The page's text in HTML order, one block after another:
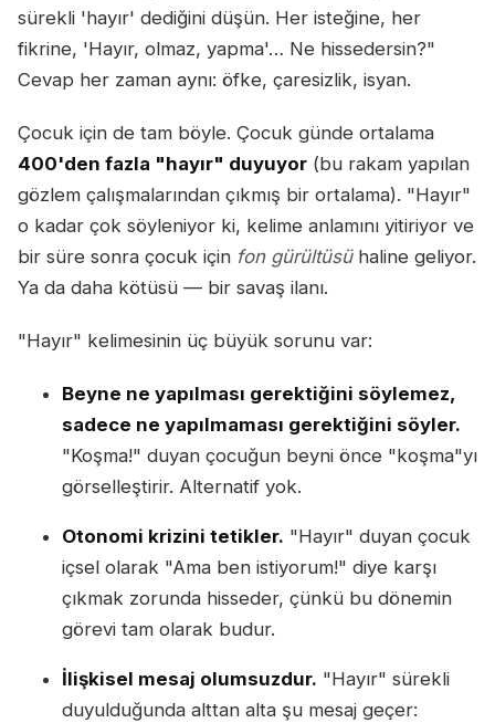
sürekli 'hayır' dediğini düşün. Her isteğine, her
fikrine, 'Hayır, olmaz, yapma'… Ne hissedersin?"
Cevap her zaman aynı: öfke, çaresizlik, isyan.
Çocuk için de tam böyle. Çocuk günde ortalama
400'den fazla "hayır" duyuyor (bu rakam yapılan
gözlem çalışmalarından çıkmış bir ortalama). "Hayır"
o kadar çok söyleniyor ki, kelime anlamını yitiriyor ve
bir süre sonra çocuk için fon gürültüsühaline geliyor.
Ya da daha kötüsü — bir savaş ilanı.
"Hayır" kelimesinin üç büyük sorunu var:
Beyne ne yapılması gerektiğini söylemez,
sadece ne yapılmaması gerektiğini söyler.
"Koşma!" duyan çocuğun beyni önce "koşma"yı
görselleştirir. Alternatif yok.
Otonomi krizini tetikler. "Hayır" duyan çocuk
içsel olarak "Ama ben istiyorum!" diye karşı
çıkmak zorunda hisseder, çünkü bu dönemin
görevi tam olarak budur.
İlişkisel mesaj olumsuzdur. "Hayır" sürekli
duyulduğunda alttan alta şu mesaj geçer: